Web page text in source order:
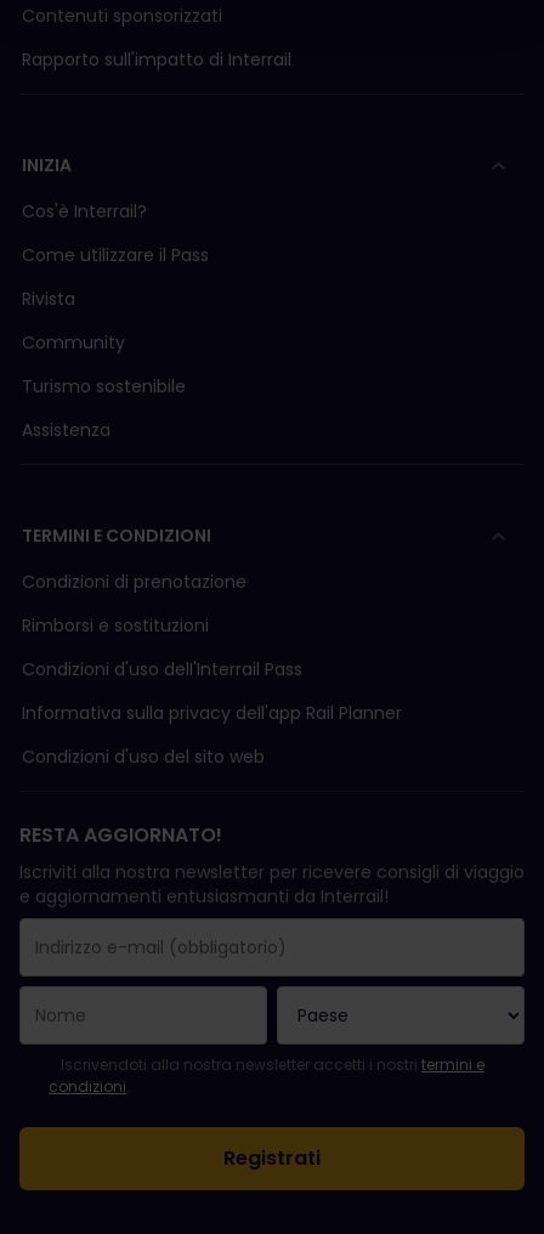
Contenuti sponsorizzati
Rapporto sull'impatto di Interrail
INIZIA
Cos'è Interrail?
Come utilizzare il Pass
Rivista
Community
Turismo sostenibile
Assistenza
TERMINI E CONDIZIONI
Condizioni di prenotazione
Rimborsi e sostituzioni
Condizioni d'uso delI'Interrail Pass
Informativa sulla privacy dell'app Rail Planner
Condizioni d'uso del sito web
RESTA AGGIORNATO!
Iscriviti alla nostra newsletter per ricevere consigli di viaggio
e aggiornamenti entusiasmanti da Interrail!
La registrazione è avvenuta con successo.
Il campo "Indirizzo e-mail" è obbligatorio.
L'indirizzo e-mail non è valido.
Si è verificato un errore durante l'iscrizione alla newsletter.
Sei già iscritto a questa newsletter!
Per iscriversi alla newsletter, accettare i termini e le condizioni.
Iscrivendoti alla nostra newsletter accetti i nostri termini e
condizioni.